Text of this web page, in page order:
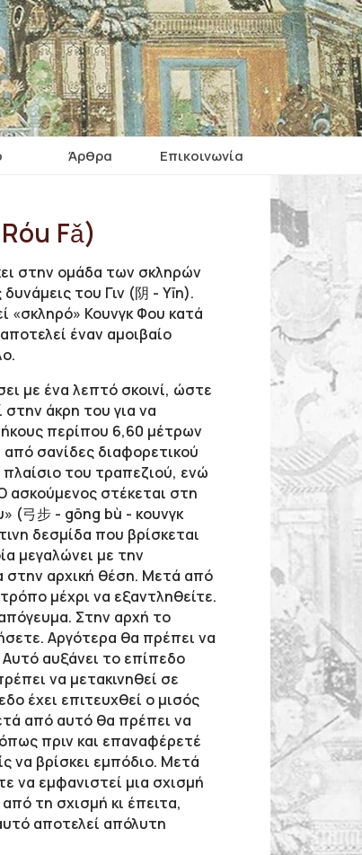
Άρθρα Επικοινωνία
Fǎ)
στην ομάδα των σκληρών
του Γιν (阴 - Yīn).
«σκληρό» Κουνγκ Φου κατά
έναν αμοιβαίο
με ένα λεπτό σκοινί, ώστε
άκρη του για να
περίπου 6,60 μέτρων
σανίδες διαφορετικού
του τραπεζιού, ενώ
ασκούμενος στέκεται στη
(弓步 - gōng bù - κουνγκ
δεσμίδα που βρίσκεται
μεγαλώνει με την
στην αρχική θέση. Μετά από
μέχρι να εξαντληθείτε.
Στην αρχή το
Αργότερα θα πρέπει να
αυξάνει το επίπεδο
να μετακινηθεί σε
έχει επιτευχθεί ο μισός
από αυτό θα πρέπει να
πριν και επαναφέρετέ
να βρίσκει εμπόδιο. Μετά
να εμφανιστεί μια σχισμή
τη σχισμή κι έπειτα,
αποτελεί απόλυτη